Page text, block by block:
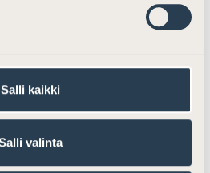
Salli kaikki
valinta
auttamisesta annetun